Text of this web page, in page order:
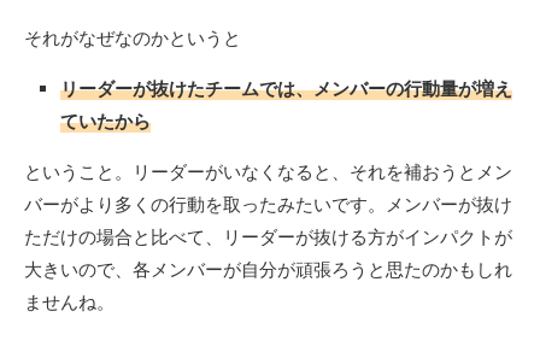
それがなぜなのかというと
リーダーが抜けたチームでは、メンバーの行動量が増え
ていたから
ということ。リーダーがいなくなると、それを補おうとメン
バーがより多くの行動を取ったみたいです。メンバーが抜け
ただけの場合と比べて、リーダーが抜ける方がインパクトが
大きいので、各メンバーが自分が頑張ろうと思たのかもしれ
ませんね。